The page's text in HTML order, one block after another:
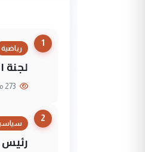
1
رياضية
لجنة التراخيص : 17
2
رئيس